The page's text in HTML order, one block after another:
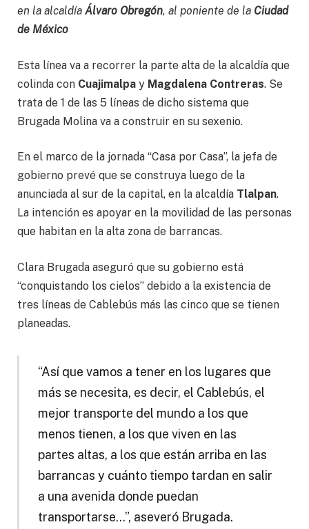
en la alcaldía Álvaro Obregón, al poniente de la Ciudad
de México
Esta línea va a recorrer la parte alta de la alcaldía que
colinda con Cuajimalpa y Magdalena Contreras. Se
trata de 1 de las 5 líneas de dicho sistema que
Brugada Molina va a construir en su sexenio.
En el marco de la jornada “Casa por Casa”, la jefa de
gobierno prevé que se construya luego de la
anunciada al sur de la capital, en la alcaldía Tlalpan.
La intención es apoyar en la movilidad de las personas
que habitan en la alta zona de barrancas.
Clara Brugada aseguró que su gobierno está
“conquistando los cielos” debido a la existencia de
tres líneas de Cablebús más las cinco que se tienen
planeadas.
“Así que vamos a tener en los lugares que
más se necesita, es decir, el Cablebús, el
mejor transporte del mundo a los que
menos tienen, a los que viven en las
partes altas, a los que están arriba en las
barrancas y cuánto tiempo tardan en salir
a una avenida donde puedan
transportarse…”, aseveró Brugada.